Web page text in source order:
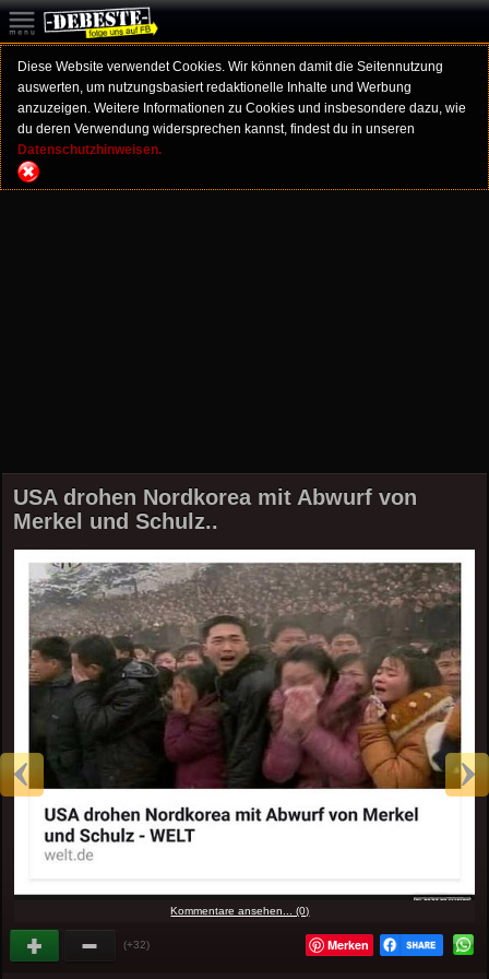
Diese Website verwendet Cookies. Wir können damit die Seitennutzung
auswerten, um nutzungsbasiert redaktionelle Inhalte und Werbung
anzuzeigen. Weitere Informationen zu Cookies und insbesondere dazu, wie
du deren Verwendung widersprechen kannst, findest du in unseren
Datenschutzhinweisen.
USA drohen Nordkorea mit Abwurf von
Merkel und Schulz..
Kommentare ansehen... (0)
(+32) Merken